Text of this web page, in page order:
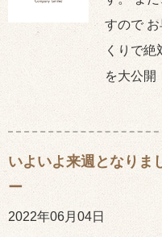
すので
くりで絶
を大公開
いよいよ来週となり
ー
2022年06月04日